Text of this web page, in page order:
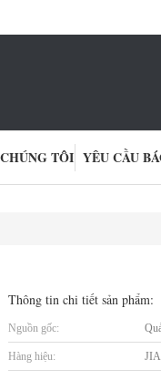
TÔI YÊU CẦU
Thông tin chi tiết sản phẩm:
Nguồn gốc:
Hàng hiệu: